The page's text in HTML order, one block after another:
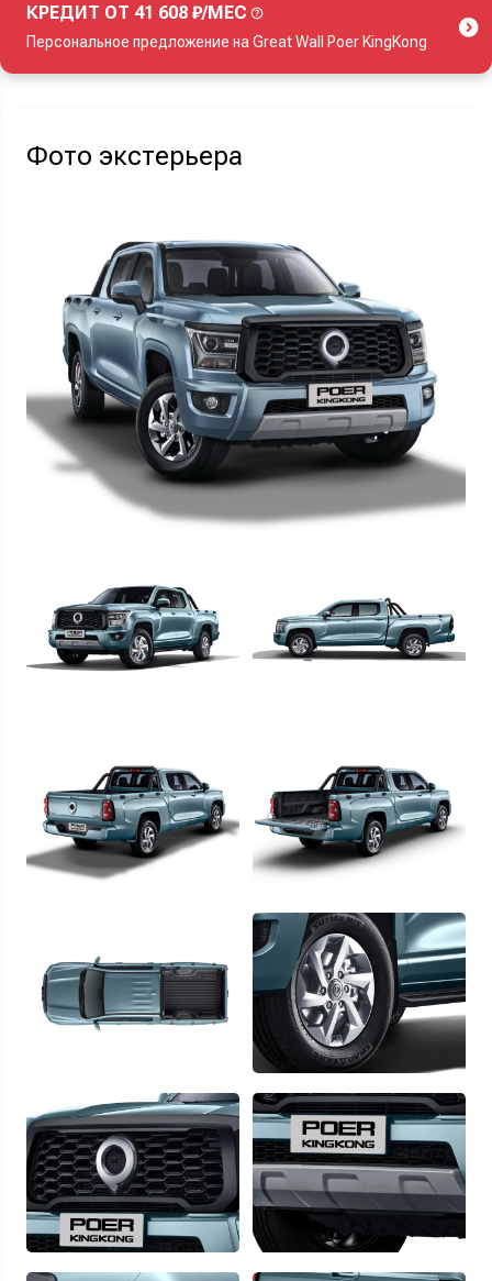
КРЕДИТ ОТ 41 608 ₽/МЕС
Персональное предложение на Great Wall Poer KingKong
Узнать выгоду
Отправляя данную форму Вы даете согласие на обработку своих
персональных данных
Фото экстерьера